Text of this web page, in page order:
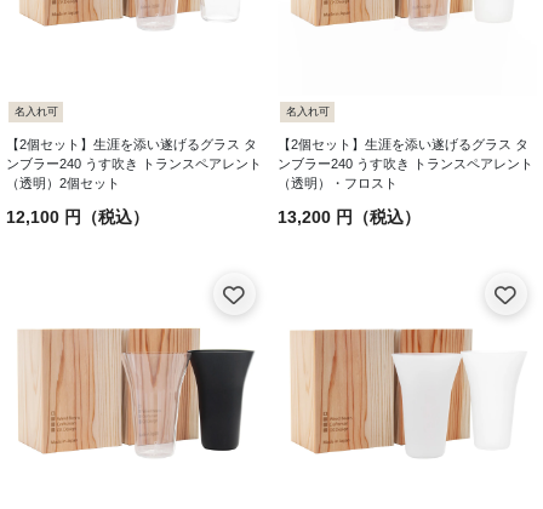
名入れ可
【2個セット】生涯を添い遂げるグラス タ
ンブラー240 うす吹き トランスペアレント
（透明）2個セット
12,100 円（税込）
名入れ可
【2個セット】生涯を添い遂げるグラス タ
ンブラー240 うす吹き トランスペアレント
（透明）・フロスト
13,200 円（税込）